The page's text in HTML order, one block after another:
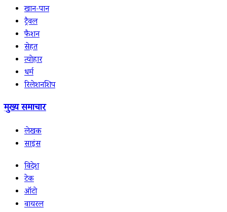
खान-पान
ट्रैवल
फैशन
सेहत
त्योहार
धर्म
रिलेशनशिप
मुख्य समाचार
लेखक
साइंस
विदेश
टेक
ऑटो
वायरल